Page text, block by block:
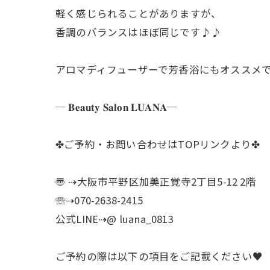
軽く感じられることがありますが、
香調のバランスはほぼ同じです♪♪
アロマディフューザーで芳香浴にもオススメ
─ 𝐁𝐞𝐚𝐮𝐭𝐲 𝐒𝐚𝐥𝐨𝐧 𝐋𝐔𝐀𝐍𝐀─
✤ご予約・お問い合わせはTOPリンクより✤
〠 ⇢大阪市平野区加美正覚寺2丁目5-12 2階
☏⇢070-2638-2415
公式LINE⇢@ luana_0813
ご予約の際は以下の項目をご記載ください♥